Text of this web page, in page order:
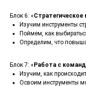
Блок 6: «
Изучим инструменты
Поймем, как
Определим, что
Блок 7: « Работа с
Изучим, как
Освоим инструменты